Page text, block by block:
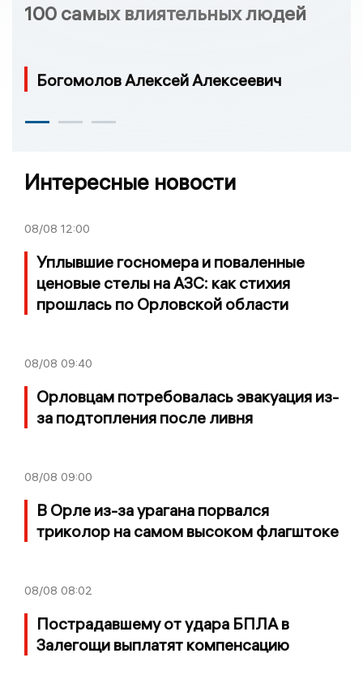
100 самых влиятельных людей
Богомолов Алексей Алексеевич
Интересные новости
08/08 12:00
Уплывшие госномера и поваленные
ценовые стелы на АЗС: как стихия
прошлась по Орловской области
08/08 09:40
Орловцам потребовалась эвакуация из-
за подтопления после ливня
08/08 09:00
В Орле из-за урагана порвался
триколор на самом высоком флагштоке
08/08 08:02
Пострадавшему от удара БПЛА в
Залегощи выплатят компенсацию